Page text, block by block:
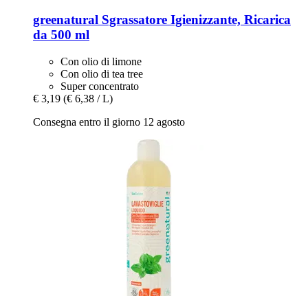
greenatural Sgrassatore Igienizzante, Ricarica
da 500 ml
Con olio di limone
Con olio di tea tree
Super concentrato
€ 3,19 (€ 6,38 / L)
Consegna entro il giorno 12 agosto